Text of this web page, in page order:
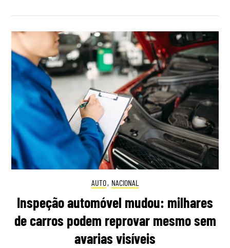
AUTO, NACIONAL
Inspeção automóvel mudou: milhares
de carros podem reprovar mesmo sem
avarias visíveis